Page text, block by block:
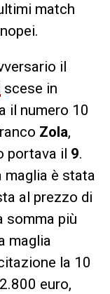
match
il
scese in
il numero 10
Zola,
portava il 9.
maglia è stata
al prezzo di
somma più
maglia
la 10
euro,